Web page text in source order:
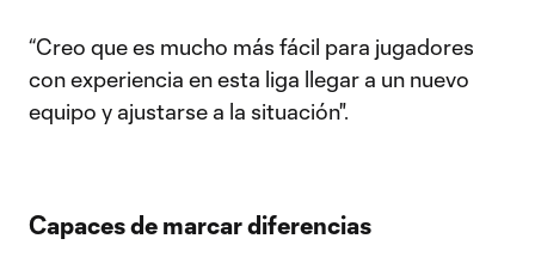
“Creo que es mucho más fácil para jugadores
con experiencia en esta liga llegar a un nuevo
equipo y ajustarse a la situación".
Capaces de marcar diferencias